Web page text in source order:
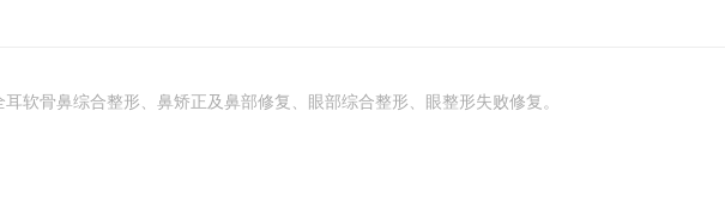
软骨鼻综合整形、鼻矫正及鼻部修复、眼部综合整形、眼整形失败修复。